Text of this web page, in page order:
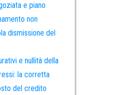
e piano
non
dismissione del
e nullità della
la corretta
del credito